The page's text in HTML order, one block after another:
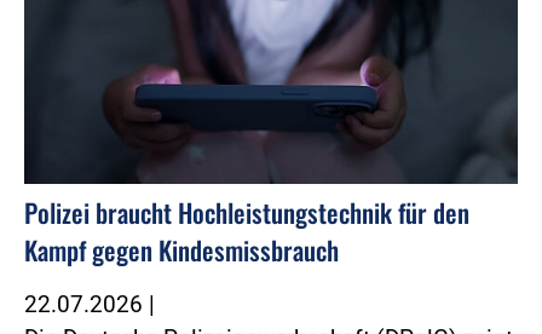
Polizei braucht Hochleistungstechnik für den
Kampf gegen Kindesmissbrauch
22.07.2026 |